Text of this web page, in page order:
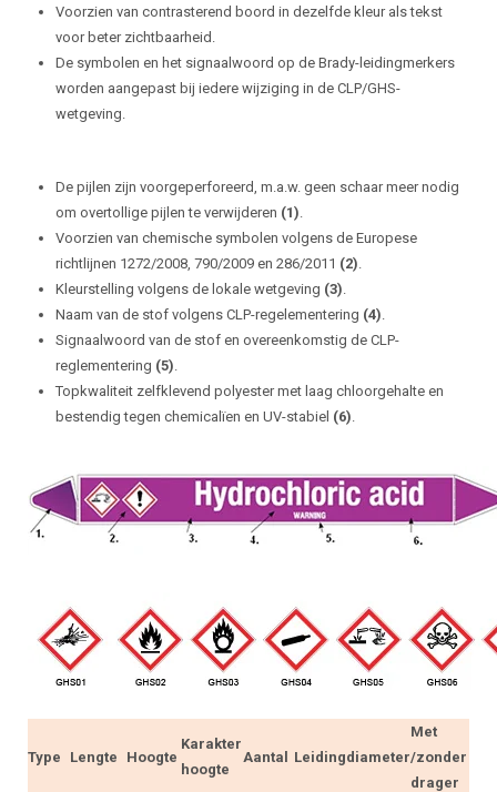
Voorzien van contrasterend boord in dezelfde kleur als tekst
voor beter zichtbaarheid.
De symbolen en het signaalwoord op de Brady-leidingmerkers
worden aangepast bij iedere wijziging in de CLP/GHS-
wetgeving.
De pijlen zijn voorgeperforeerd, m.a.w. geen schaar meer nodig
om overtollige pijlen te verwijderen (1).
Voorzien van chemische symbolen volgens de Europese
richtlijnen 1272/2008, 790/2009 en 286/2011 (2).
Kleurstelling volgens de lokale wetgeving (3).
Naam van de stof volgens CLP-regelementering (4).
Signaalwoord van de stof en overeenkomstig de CLP-
reglementering (5).
Topkwaliteit zelfklevend polyester met laag chloorgehalte en
bestendig tegen chemicalïen en UV-stabiel (6).
Type Lengte Hoogte
Karakter
hoogte
Aantal Leidingdiameter
Met
/zonder
drager